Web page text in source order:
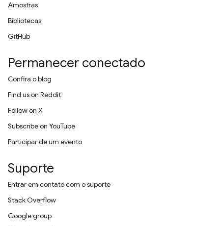
Amostras
Bibliotecas
GitHub
Permanecer conectado
Confira o blog
Find us on Reddit
Follow on X
Subscribe on YouTube
Participar de um evento
Suporte
Entrar em contato com o suporte
Stack Overflow
Google group